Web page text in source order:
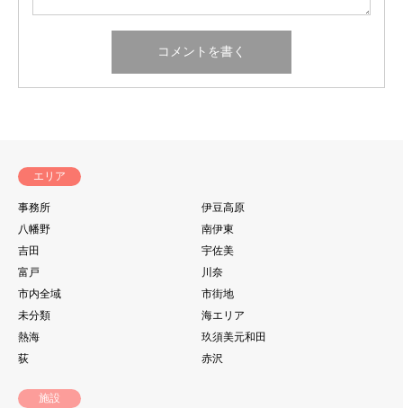
エリア
事務所
伊豆高原
八幡野
南伊東
吉田
宇佐美
富戸
川奈
市内全域
市街地
未分類
海エリア
熱海
玖須美元和田
荻
赤沢
施設